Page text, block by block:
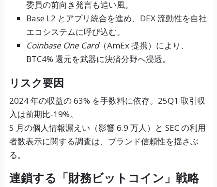
委員の前向き発言も追い風。
Base L2 とアプリ統合を進め、DEX 流動性を自社
エコシステムに呼び込む。
Coinbase One Card（AmEx 提携）により、
BTC4% 還元を武器に決済分野へ浸透。
リスク要因
2024 年の収益の 63% を手数料に依存。25Q1 取引収
入は前期比‑19%。
5 月の個人情報漏えい（影響 6.9 万人）と SEC の利用
者数表示に関する調査は、ブランド信頼性を揺さぶ
る。
連鎖する「財務ビットコイン」戦略